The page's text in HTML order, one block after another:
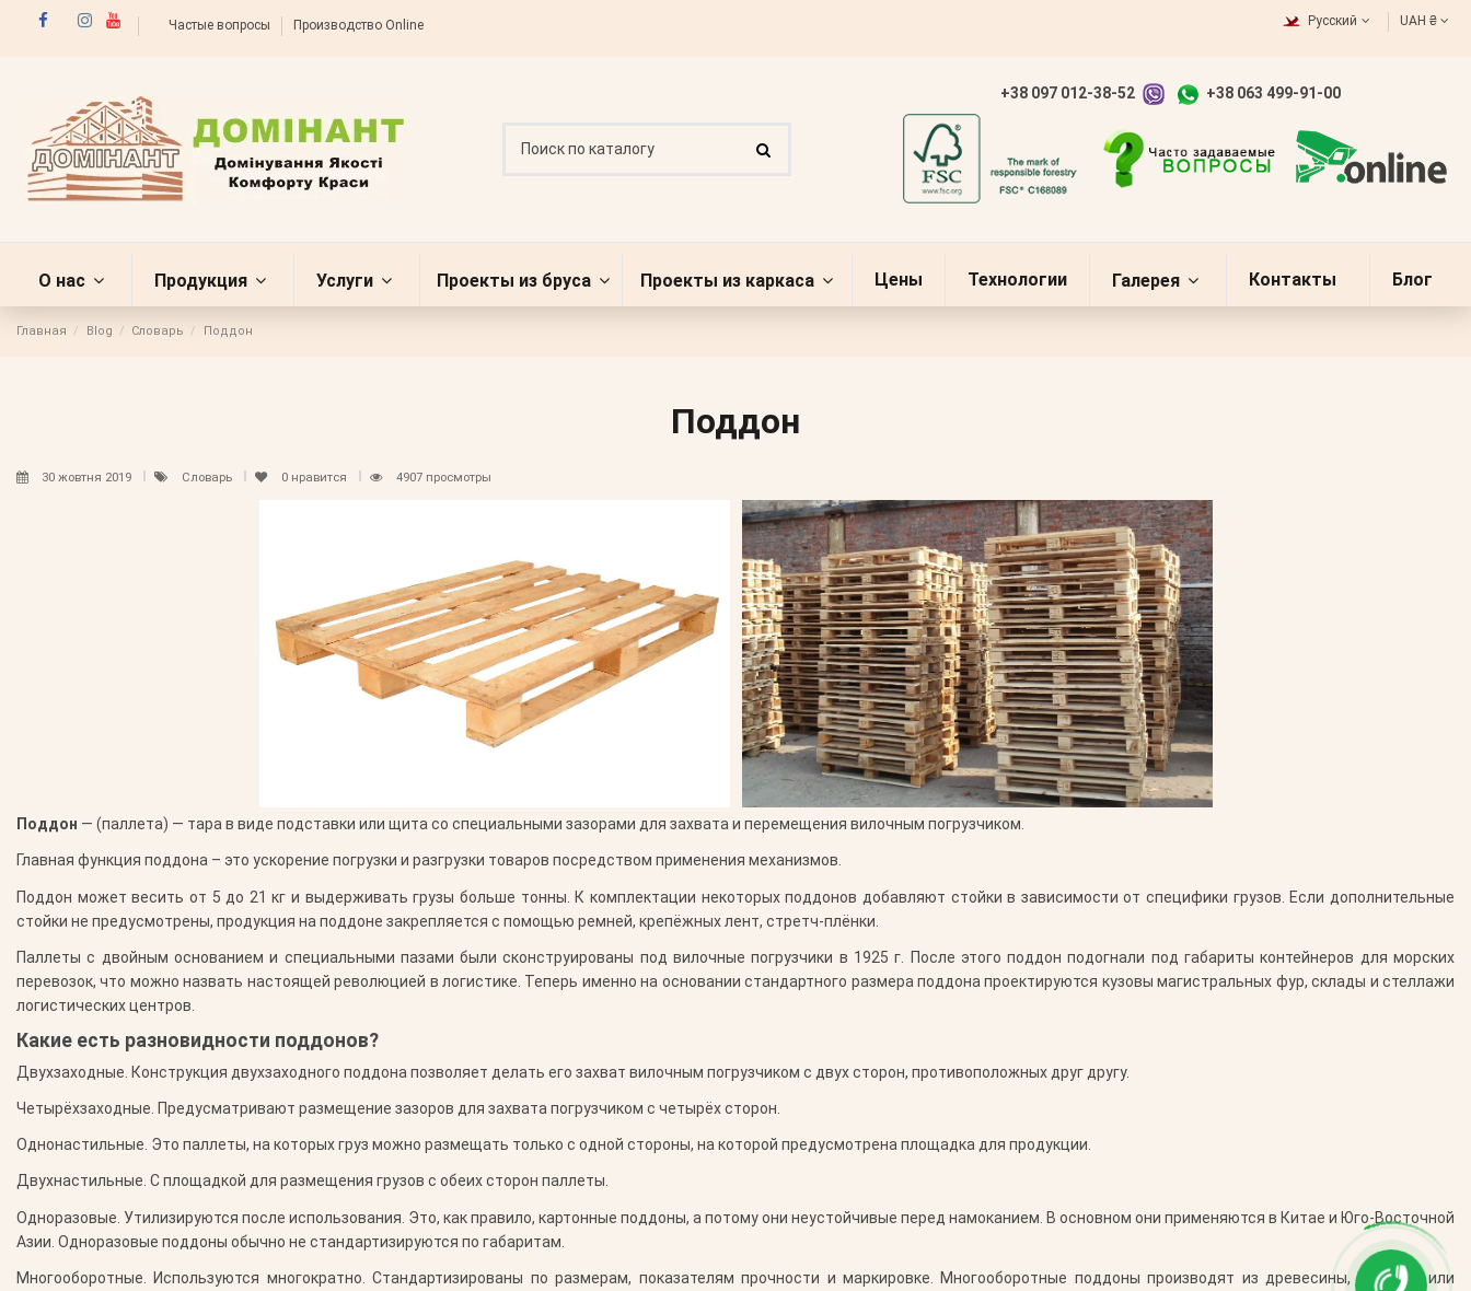
Частые вопросы Производство Online Русский UAH ₴
+38 097 012-38-52 +38 063 499-91-00
О нас Продукция Услуги Проекты из бруса Проекты из каркаса Цены Технологии Галерея Контакты Блог
Главная Blog Словарь Поддон
Поддон
30 жовтня 2019 Словарь 0 нравится 4907 просмотры
Поддон — (паллета) — тара в виде подставки или щита со специальными зазорами для захвата и перемещения вилочным погрузчиком.
Главная функция поддона – это ускорение погрузки и разгрузки товаров посредством применения механизмов.
Поддон может весить от 5 до 21 кг и выдерживать грузы больше тонны. К комплектации некоторых поддонов добавляют стойки в зависимости от специфики грузов. Если дополнительные
стойки не предусмотрены, продукция на поддоне закрепляется с помощью ремней, крепёжных лент, стретч-плёнки.
Паллеты с двойным основанием и специальными пазами были сконструированы под вилочные погрузчики в 1925 г. После этого поддон подогнали под габариты контейнеров для морских
перевозок, что можно назвать настоящей революцией в логистике. Теперь именно на основании стандартного размера поддона проектируются кузовы магистральных фур, склады и стеллажи
логистических центров.
Какие есть разновидности поддонов?
Двухзаходные. Конструкция двухзаходного поддона позволяет делать его захват вилочным погрузчиком с двух сторон, противоположных друг другу.
Четырёхзаходные. Предусматривают размещение зазоров для захвата погрузчиком с четырёх сторон.
Однонастильные. Это паллеты, на которых груз можно размещать только с одной стороны, на которой предусмотрена площадка для продукции.
Двухнастильные. С площадкой для размещения грузов с обеих сторон паллеты.
Одноразовые. Утилизируются после использования. Это, как правило, картонные поддоны, а потому они неустойчивые перед намоканием. В основном они применяются в Китае и Юго-Восточной
Азии. Одноразовые поддоны обычно не стандартизируются по габаритам.
Многооборотные.
Используются многократно. Стандартизированы по размерам, показателям прочности и маркировке. Многооборотные поддоны производят из древесины, металла или